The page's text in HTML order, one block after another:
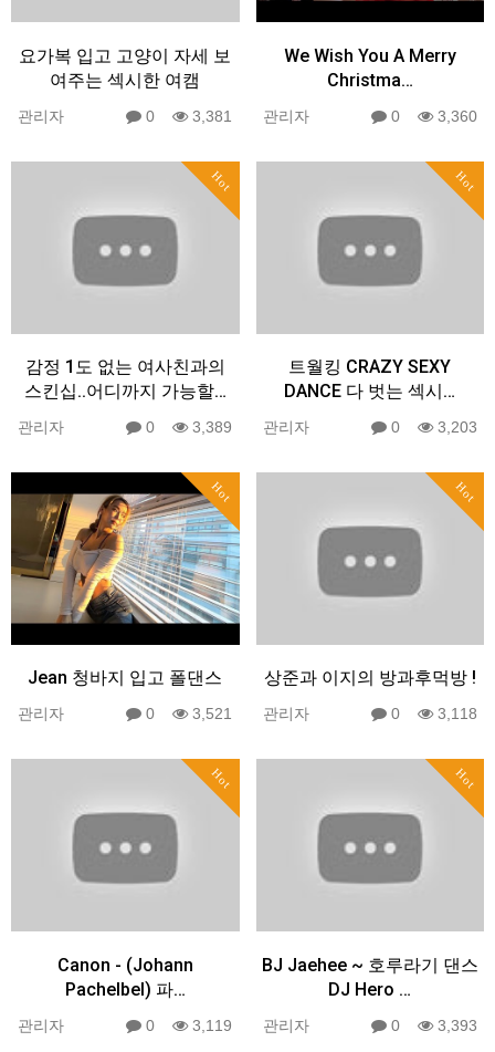
요가복 입고 고양이 자세 보
여주는 섹시한 여캠
관리자 0 3,381
We Wish You A Merry
Christma…
관리자 0 3,360
Hot
감정 1도 없는 여사친과의
스킨십..어디까지 가능할…
관리자 0 3,389
Hot
트월킹 CRAZY SEXY
DANCE 다 벗는 섹시…
관리자 0 3,203
Hot
Jean 청바지 입고 폴댄스
관리자 0 3,521
Hot
상준과 이지의 방과후먹방 !
관리자 0 3,118
Hot
Canon - (Johann
Pachelbel) 파…
관리자 0 3,119
Hot
BJ Jaehee ~ 호루라기 댄스
DJ Hero …
관리자 0 3,393